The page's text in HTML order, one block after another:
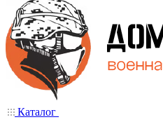
Каталог